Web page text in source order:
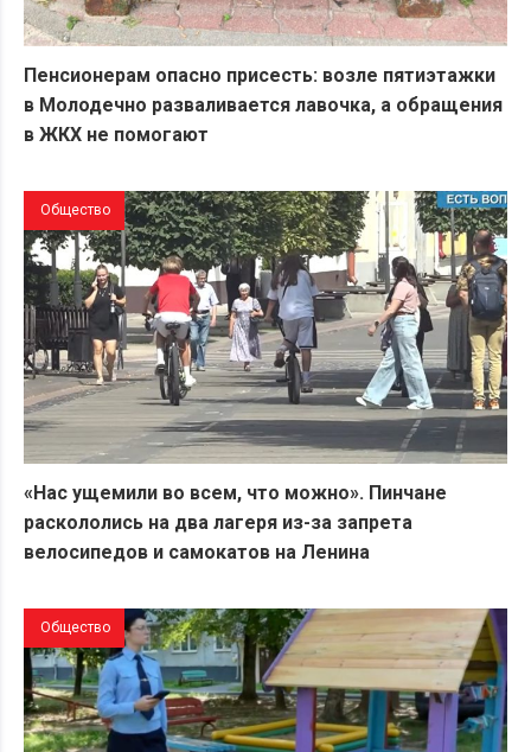
Пенсионерам опасно присесть: возле пятиэтажки
в Молодечно разваливается лавочка, а обращения
в ЖКХ не помогают
Общество
«Нас ущемили во всем, что можно». Пинчане
раскололись на два лагеря из-за запрета
велосипедов и самокатов на Ленина
Общество